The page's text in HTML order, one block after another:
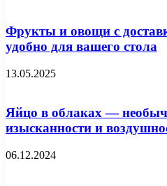
Фрукты и овощи с
удобно для вашего стола
13.05.2025
Яйцо в облаках —
изысканности и
06.12.2024